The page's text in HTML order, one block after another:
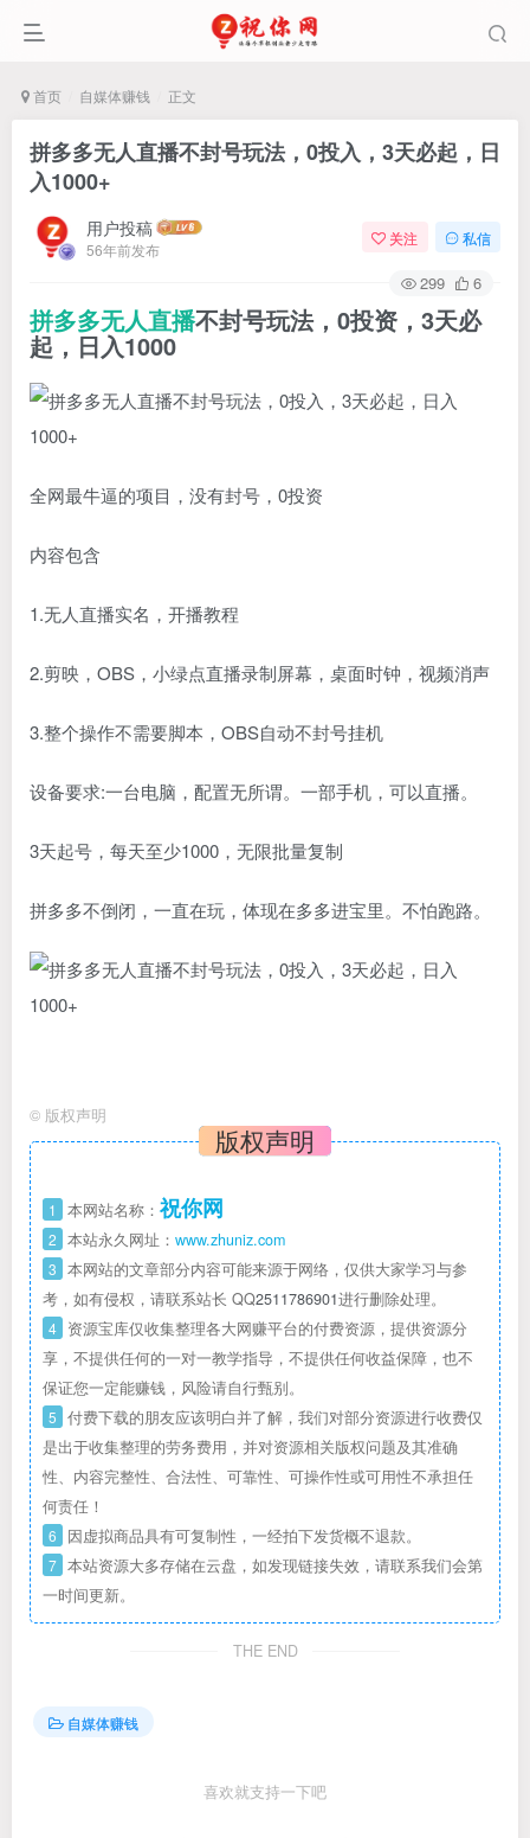
首页 自媒体赚钱 正文
拼多多无人直播不封号玩法，0投入，3天必起，日
入1000+
用户投稿
56年前发布
关注 私信
299 6
拼多多无人直播不封号玩法，0投资，3天必
起，日入1000
全网最牛逼的项目，没有封号，0投资
内容包含
1.无人直播实名，开播教程
2.剪映，OBS，小绿点直播录制屏幕，桌面时钟，视频消声
3.整个操作不需要脚本，OBS自动不封号挂机
设备要求:一台电脑，配置无所谓。一部手机，可以直播。
3天起号，每天至少1000，无限批量复制
拼多多不倒闭，一直在玩，体现在多多进宝里。不怕跑路。
© 版权声明
版权声明
1 本网站名称： 祝你网
2 本站永久网址： www.zhuniz.com
3 本网站的文章部分内容可能来源于网络，仅供大家学习与参
考，如有侵权，请联系站长 QQ2511786901进行删除处理。
4 资源宝库仅收集整理各大网赚平台的付费资源，提供资源分
享，不提供任何的一对一教学指导，不提供任何收益保障，也不
保证您一定能赚钱，风险请自行甄别。
5 付费下载的朋友应该明白并了解，我们对部分资源进行收费仅
是出于收集整理的劳务费用，并对资源相关版权问题及其准确
性、内容完整性、合法性、可靠性、可操作性或可用性不承担任
何责任！
6 因虚拟商品具有可复制性，一经拍下发货概不退款。
7 本站资源大多存储在云盘，如发现链接失效，请联系我们会第
一时间更新。
THE END
自媒体赚钱
喜欢就支持一下吧